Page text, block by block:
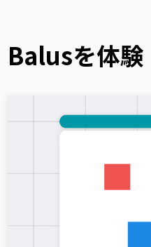
Balusを体験